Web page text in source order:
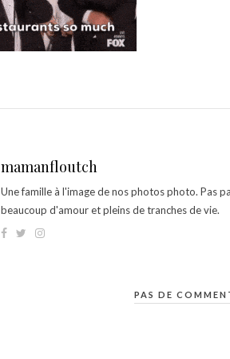
mamanfloutch
Une famille à l'image de nos photos photo. Pas
beaucoup d'amour et pleins de tranches de vie.
PAS DE